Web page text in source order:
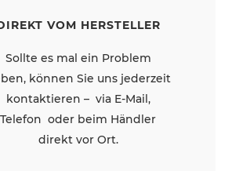
VOM HERSTELLER
Sollte es mal ein Problem
können Sie uns jederzeit
kontaktieren – via E-Mail,
Telefon oder beim Händler
direkt vor Ort.